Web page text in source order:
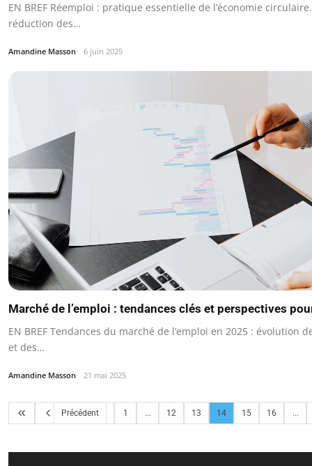
EN BREF Réemploi : pratique essentielle de l’économie
réduction des…
Amandine Masson 6 juin 2025
Marché de l’emploi : tendances clés et perspectives
EN BREF Tendances du marché de l’emploi en 2025 : évolution
et des…
Amandine Masson 21 mai 2025
Précédent 1 ... 12 13 14 15 16 ...